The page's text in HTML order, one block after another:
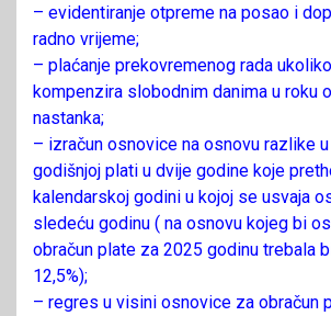
– evidentiranje otpreme na posao i
radno vrijeme;
– plaćanje prekovremenog rada
kompenzira slobodnim danima u roku
nastanka;
– izračun osnovice na osnovu razlike
godišnjoj plati u dvije godine koje
kalendarskoj godini u kojoj se usvaja
sledeću godinu ( na osnovu kojeg bi
obračun plate za 2025 godinu trebala
12,5%);
– regres u visini osnovice za obračun